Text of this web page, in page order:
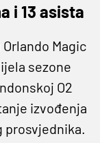
i 13 asista
Magic
sezone
O2
izvođenja
prosvjednika.